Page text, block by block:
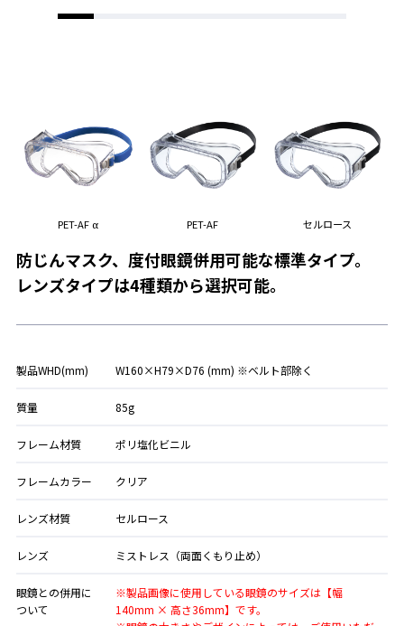
PET-AF α PET-AF セルロース
防じんマスク、度付眼鏡併用可能な標準タイプ。
レンズタイプは4種類から選択可能。
製品WHD(mm) W160×H79×D76 (mm) ※ベルト部除く
質量 85g
フレーム材質 ポリ塩化ビニル
フレームカラー クリア
レンズ材質 セルロース
レンズ ミストレス（両面くもり止め）
眼鏡との併用に
ついて
※製品画像に使用している眼鏡のサイズは【幅
140mm × 高さ36mm】です。